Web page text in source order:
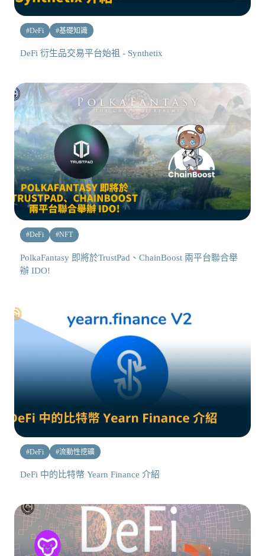
#DeFi #基礎知識
DeFi 衍生品交易平台始祖 - Synthetix
#DeFi #NFT
PolkaFantasy 即將於TrustPad、ChainBoost 兩平台聯合舉
辦 IDO!
#DeFi #流動性挖礦
DeFi 中的比特幣 Yearn Finance 介紹